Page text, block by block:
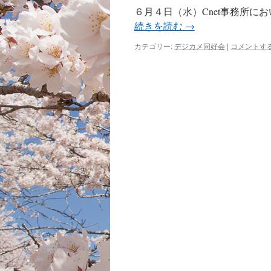
６月４日（水）Cnet事務所に
続きを読む →
カテゴリー:デジカメ同好会 | コメントす